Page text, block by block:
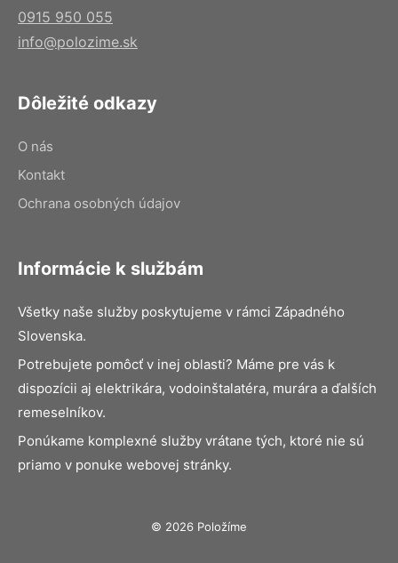
0915 950 055
info@polozime.sk
Dôležité odkazy
O nás
Kontakt
Ochrana osobných údajov
Informácie k službám
Všetky naše služby poskytujeme v rámci Západného
Slovenska.
Potrebujete pomôcť v inej oblasti? Máme pre vás k
dispozícii aj elektrikára, vodoinštalatéra, murára a ďalších
remeselníkov.
Ponúkame komplexné služby vrátane tých, ktoré nie sú
priamo v ponuke webovej stránky.
© 2026 Položíme